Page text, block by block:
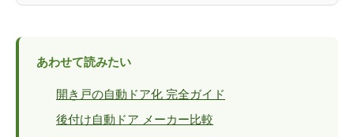
あわせて読みたい
開き戸の自動ドア化 完全ガイド
後付け自動ドア メーカー比較